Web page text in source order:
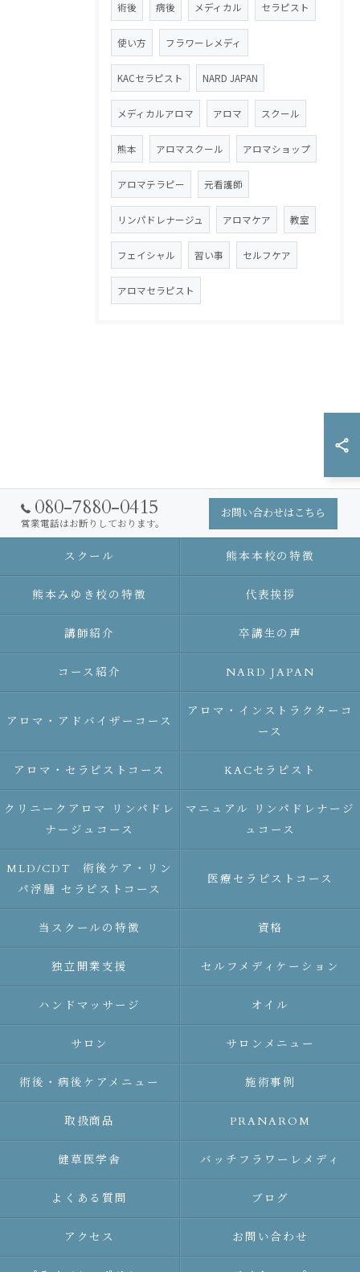
術後 病後 メディカル セラピスト
使い方 フラワーレメディ
KACセラピスト NARD JAPAN
メディカルアロマ アロマ スクール
熊本 アロマスクール アロマショップ
アロマテラピー 元看護師
リンパドレナージュ アロマケア 教室
フェイシャル 習い事 セルフケア
アロマセラピスト
080-7880-0415
営業電話はお断りしております。
お問い合わせはこちら
スクール 熊本本校の特徴
熊本みゆき校の特徴 代表挨拶
講師紹介 卒講生の声
コース紹介 NARD JAPAN
アロマ・アドバイザーコース
アロマ・インストラクターコ
ース
アロマ・セラピストコース KACセラピスト
クリニークアロマ リンパドレ
ナージュコース
マニュアル リンパドレナージ
ュコース
MLD/CDT 術後ケア・リン
パ浮腫 セラピストコース
医療セラピストコース
当スクールの特徴 資格
独立開業支援 セルフメディケーション
ハンドマッサージ オイル
サロン サロンメニュー
術後・病後ケアメニュー 施術事例
取扱商品 PRANAROM
健草医学舎 バッチフラワーレメディ
よくある質問 ブログ
アクセス お問い合わせ